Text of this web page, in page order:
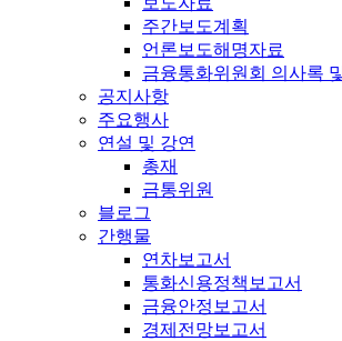
주간보도계획
언론보도해명자료
금융통화위원회 의사록
공지사항
주요행사
연설 및 강연
총재
금통위원
블로그
간행물
연차보고서
통화신용정책보고서
금융안정보고서
경제전망보고서